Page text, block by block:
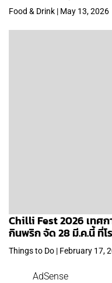
Food & Drink | May 13, 2026
Chilli Fest 2026 เทศ
กินพริก จัด 28 มี.ค.นี้ ที่
Things to Do | February 17,
AdSense